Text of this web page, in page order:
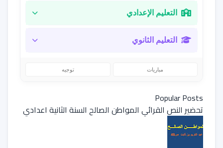
التعليم الإعدادي
التعليم الثانوي
مباريات توجيه
Popular Posts
تحضير النص القرائي المواطن الصالح السنة الثانية اعدادي